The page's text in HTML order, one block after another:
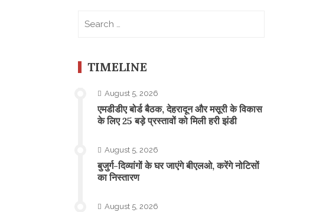
TIMELINE
August 5, 2026
एमडीडीए बोर्ड बैठक, देहरादून और मसूरी के विकास
के लिए 25 बड़े प्रस्तावों को मिली हरी झंडी
August 5, 2026
बुजुर्ग-दिव्यांगों के घर जाएंगे बीएलओ, करेंगे नोटिसों
का निस्तारण
August 5, 2026